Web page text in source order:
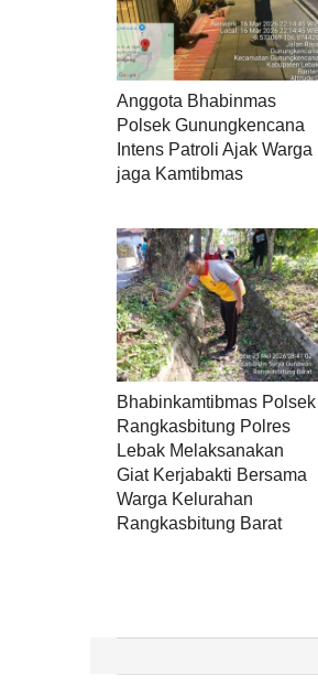
Anggota Bhabinmas
Polsek Gunungkencana
Intens Patroli Ajak Warga
jaga Kamtibmas
Bhabinkamtibmas Polsek
Rangkasbitung Polres
Lebak Melaksanakan
Giat Kerjabakti Bersama
Warga Kelurahan
Rangkasbitung Barat